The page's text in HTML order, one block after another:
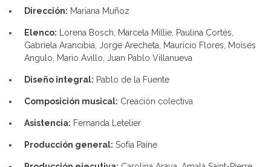
Dirección: Mariana Muñoz
Elenco: Lorena Bosch, Marcela Millie, Paulina Cortés,
Gabriela Arancibia, Jorge Arecheta, Mauricio Flores, Moisés
Angulo, Mario Avillo, Juan Pablo Villanueva
Diseño integral: Pablo de la Fuente
Composición musical: Creación colectiva
Asistencia: Fernanda Letelier
Producción general: Sofía Paine